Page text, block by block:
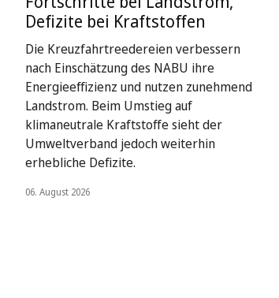
Defizite bei Kraftstoffen
Die Kreuzfahrtreedereien verbessern
nach Einschätzung des NABU ihre
Energieeffizienz und nutzen zunehmend
Landstrom. Beim Umstieg auf
klimaneutrale Kraftstoffe sieht der
Umweltverband jedoch weiterhin
erhebliche Defizite.
06. August 2026